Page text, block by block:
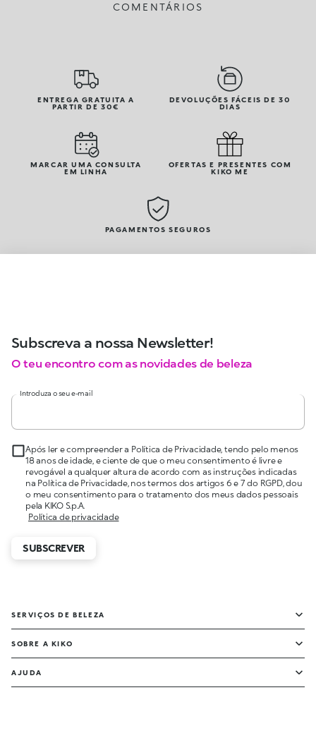
COMENTÁRIOS
ENTREGA GRATUITA A
PARTIR DE 30€
DEVOLUÇÕES FÁCEIS DE 30
DIAS
MARCAR UMA CONSULTA
EM LINHA
OFERTAS E PRESENTES COM
KIKO ME
PAGAMENTOS SEGUROS
Subscreva a nossa Newsletter!
O teu encontro com as novidades de beleza
Introduza o seu e-mail
Após ler e compreender a Política de Privacidade, tendo pelo menos
18 anos de idade, e ciente de que o meu consentimento é livre e
revogável a qualquer altura de acordo com as instruções indicadas
na Política de Privacidade, nos termos dos artigos 6 e 7 do RGPD, dou
o meu consentimento para o tratamento dos meus dados pessoais
pela KIKO S.p.A.
Política de privacidade
SUBSCREVER
SERVIÇOS DE BELEZA
SOBRE A KIKO
AJUDA